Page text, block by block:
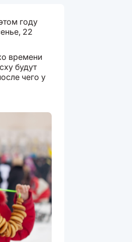
году
22
времени
будут
чего у